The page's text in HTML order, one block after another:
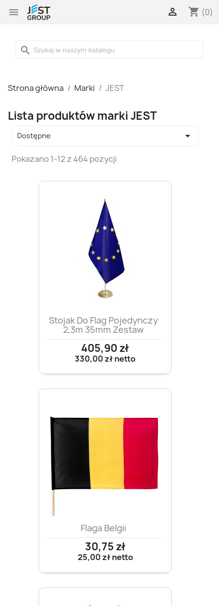
 shopping_cart (0)

search
Strona główna Marki JEST
Lista produktów marki JEST
Dostępne 
Pokazano 1-12 z 464 pozycji
Stojak Do Flag Pojedynczy
2,3m 35mm Zestaw
405,90 zł
330,00 złnetto
Flaga Belgii
30,75 zł
25,00 złnetto